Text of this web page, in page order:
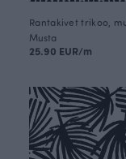
Musta
25.90 EUR/m